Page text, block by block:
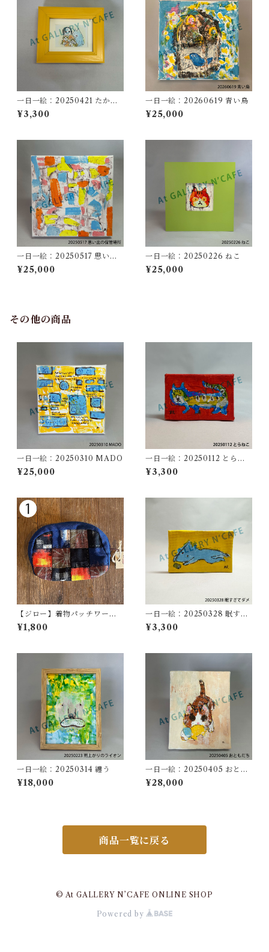
一日一絵：20250421 たから
もの
¥3,300
一日一絵：20260619 青い鳥
¥25,000
一日一絵：20250517 思い出
の保管場所
¥25,000
一日一絵：20250226 ねこ
¥25,000
その他の商品
一日一絵：20250310 MADO
¥25,000
一日一絵：20250112 とらね
こ
¥3,300
【ジロー】着物パッチワーク
ポーチ（小）【YUKIジロー】
¥1,800
一日一絵：20250328 眠すぎ
てダメ
¥3,300
一日一絵：20250314 纏う
¥18,000
一日一絵：20250405 おとも
だち
¥28,000
商品一覧に戻る
© At GALLERY N’CAFE ONLINE SHOP
Powered by